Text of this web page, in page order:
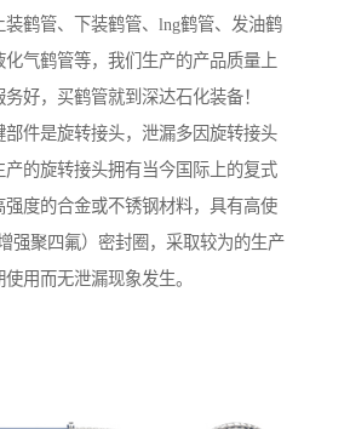
鹤管、下装鹤管、lng鹤管、发油鹤
气鹤管等，我们生产的产品质量上
好，买鹤管就到深达石化装备！
部件是旋转接头，泄漏多因旋转接头
产的旋转接头拥有当今国际上的复式
强度的合金或不锈钢材料，具有高使
强聚四氟）密封圈，采取较为的生产
用而无泄漏现象发生。